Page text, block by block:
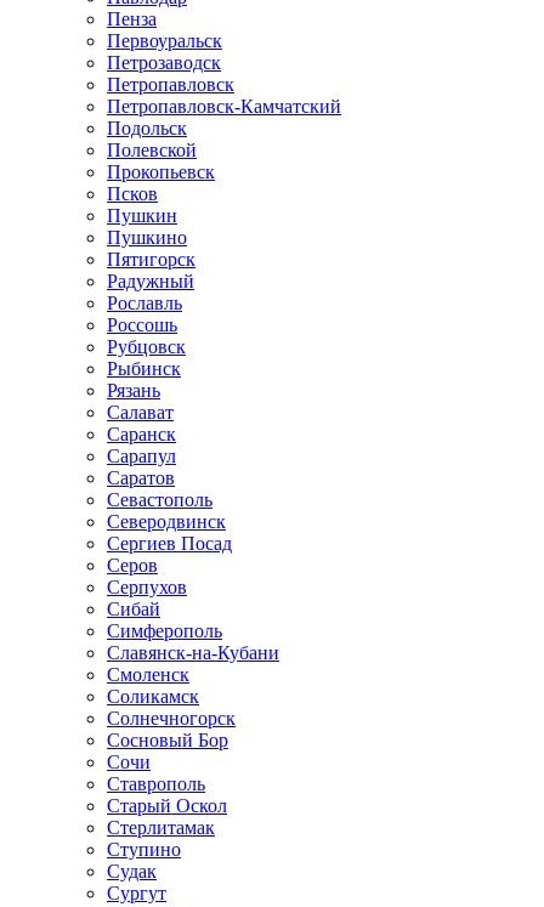
Пенза
Первоуральск
Петрозаводск
Петропавловск
Петропавловск-Камчатский
Подольск
Полевской
Прокопьевск
Псков
Пушкин
Пушкино
Пятигорск
Радужный
Рославль
Россошь
Рубцовск
Рыбинск
Рязань
Салават
Саранск
Сарапул
Саратов
Севастополь
Северодвинск
Сергиев Посад
Серов
Серпухов
Сибай
Симферополь
Славянск-на-Кубани
Смоленск
Соликамск
Солнечногорск
Сосновый Бор
Сочи
Ставрополь
Старый Оскол
Стерлитамак
Ступино
Судак
Сургут